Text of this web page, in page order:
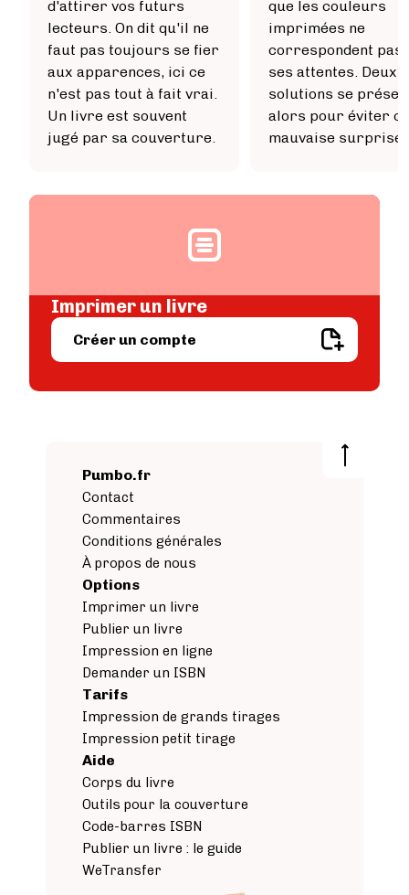
d'attirer vos futurs
lecteurs. On dit qu'il ne
faut pas toujours se fier
aux apparences, ici ce
n'est pas tout à fait vrai.
Un livre est souvent
jugé par sa couverture.
que les couleurs
imprimées ne
correspondent pas
ses attentes. Deux
solutions se
alors pour éviter
mauvaise surprise.
Image
Imprimer un livre
Image
Créer un compte
Pumbo.fr
Contact
Commentaires
Conditions générales
À propos de nous
Options
Imprimer un livre
Publier un livre
Impression en ligne
Demander un ISBN
Tarifs
Impression de grands tirages
Impression petit tirage
Aide
Corps du livre
Outils pour la couverture
Code-barres ISBN
Publier un livre : le guide
WeTransfer